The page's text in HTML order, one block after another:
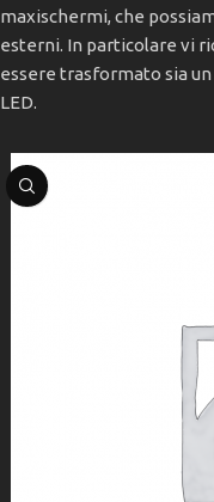
maxischermi, che
esterni. In particolare vi
essere trasformato sia
LED.